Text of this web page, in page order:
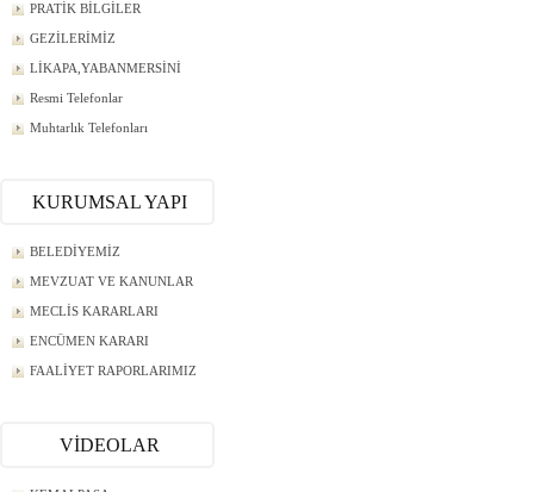
PRATİK BİLGİLER
GEZİLERİMİZ
LİKAPA,YABANMERSİNİ
Resmi Telefonlar
Muhtarlık Telefonları
KURUMSAL YAPI
BELEDİYEMİZ
MEVZUAT VE KANUNLAR
MECLİS KARARLARI
ENCÜMEN KARARI
FAALİYET RAPORLARIMIZ
VİDEOLAR